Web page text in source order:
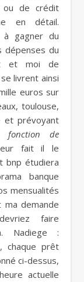
ou de crédit
en détail.
à gagner du
dépenses du
et moi de
livrent ainsi
euros sur
toulouse,
et prévoyant
fonction de
fait il le
bnp étudiera
banque
mensualités
ma demande
faire
Nadiege :
chaque prêt
ci-dessus,
actuelle